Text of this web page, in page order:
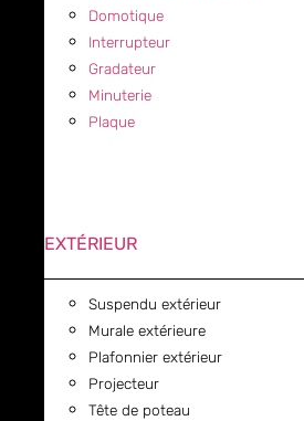
Domotique
Interrupteur
Gradateur
Minuterie
Plaque
EXTÉRIEUR
Suspendu extérieur
Murale extérieure
Plafonnier extérieur
Projecteur
Tête de poteau